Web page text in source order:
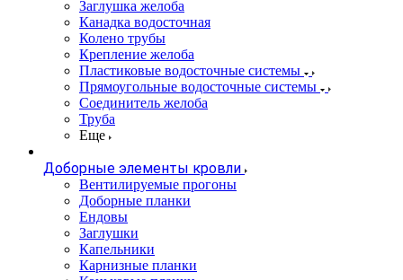
Заглушка желоба
Канадка водосточная
Колено трубы
Крепление желоба
Пластиковые водосточные системы
Прямоугольные водосточные системы
Соединитель желоба
Труба
Еще
Доборные элементы кровли
Вентилируемые прогоны
Доборные планки
Ендовы
Заглушки
Капельники
Карнизные планки